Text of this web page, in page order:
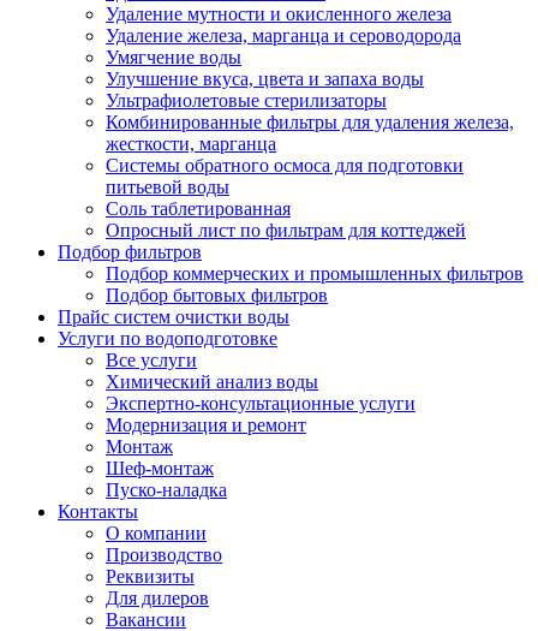
Удаление мутности и окисленного железа
Удаление железа, марганца и сероводорода
Умягчение воды
Улучшение вкуса, цвета и запаха воды
Ультрафиолетовые стерилизаторы
Комбинированные фильтры для удаления железа,
жесткости, марганца
Системы обратного осмоса для подготовки
питьевой воды
Соль таблетированная
Опросный лист по фильтрам для коттеджей
Подбор фильтров
Подбор коммерческих и промышленных фильтров
Подбор бытовых фильтров
Прайс систем очистки воды
Услуги по водоподготовке
Все услуги
Химический анализ воды
Экспертно-консультационные услуги
Модернизация и ремонт
Монтаж
Шеф-монтаж
Пуско-наладка
Контакты
О компании
Производство
Реквизиты
Для дилеров
Вакансии